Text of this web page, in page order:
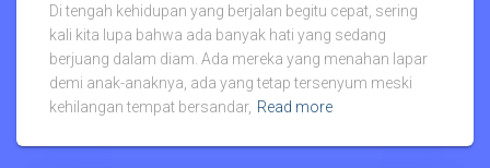
Di tengah kehidupan yang berjalan begitu cepat, sering
kali kita lupa bahwa ada banyak hati yang sedang
berjuang dalam diam. Ada mereka yang menahan lapar
demi anak-anaknya, ada yang tetap tersenyum meski
kehilangan tempat bersandar, Read more